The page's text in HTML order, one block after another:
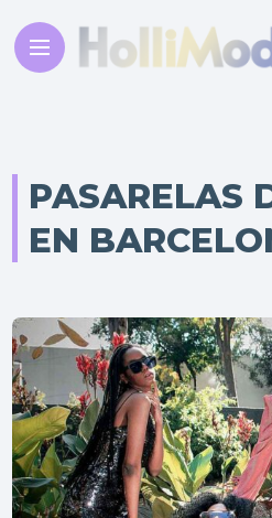
PASARELAS
EN